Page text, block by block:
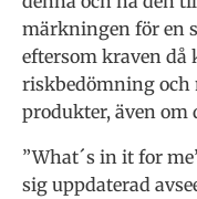
märkningen för en
eftersom kraven då
riskbedömning
produkter, även om
”What´s in it for
sig uppdaterad